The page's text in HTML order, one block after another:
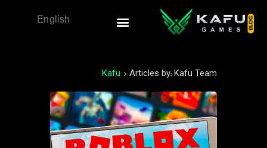
English
Kafu > Articles by: Kafu Team